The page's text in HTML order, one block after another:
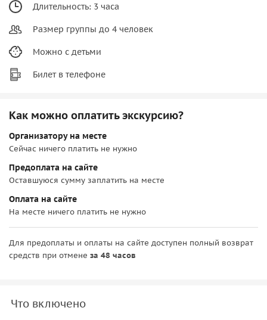
Длительность: 3 часа
Размер группы до 4 человек
Можно с детьми
Билет в телефоне
Как можно оплатить экскурсию?
Организатору на месте
Сейчас ничего платить не нужно
Предоплата на сайте
Оставшуюся сумму заплатить на месте
Оплата на сайте
На месте ничего платить не нужно
Для предоплаты и оплаты на сайте доступен полный возврат
средств при отмене за 48 часов
Что включено